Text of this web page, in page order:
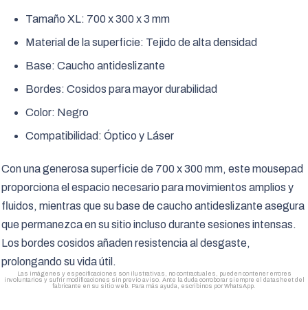
Tamaño XL: 700 x 300 x 3 mm
Material de la superficie: Tejido de alta densidad
Base: Caucho antideslizante
Bordes: Cosidos para mayor durabilidad
Color: Negro
Compatibilidad: Óptico y Láser
Con una generosa superficie de 700 x 300 mm, este mousepad
proporciona el espacio necesario para movimientos amplios y
fluidos, mientras que su base de caucho antideslizante asegura
que permanezca en su sitio incluso durante sesiones intensas.
Los bordes cosidos añaden resistencia al desgaste,
prolongando su vida útil.
Las imágenes y especificaciones son ilustrativas, no contractuales, pueden contener errores
involuntarios y sufrir modificaciones sin previo aviso. Ante la duda corroborar siempre el datasheet del
fabricante en su sitio web. Para más ayuda, escribinos por WhatsApp.